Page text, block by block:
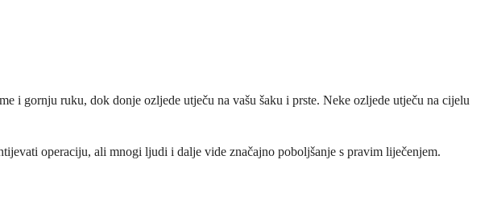
i gornju ruku, dok donje ozljede utječu na vašu šaku i prste. Neke ozljede utječu na cijelu
operaciju, ali mnogi ljudi i dalje vide značajno poboljšanje s pravim liječenjem.